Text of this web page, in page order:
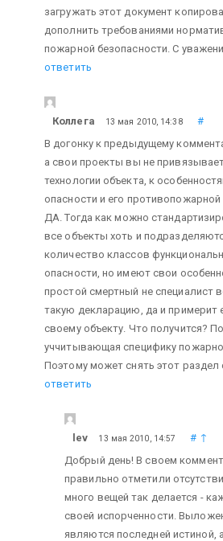
загружать этот документ
дополнить требованиями
пожарной безопасности. С
ответить
Коллега 13 мая 2010, 14:38 #
В догонку к предыдущему
а свои проекты вы не
технологии объекта, к
опасности и его
ДА. Тогда как можно
все объекты хоть и
количество классов
опасности, но имеют свои
простой смертный не специалист
такую декларацию, да и примерит
своему объекту. Что получится?
уччитывающая специфику
Поэтому может снять этот раздел
ответить
lev 13 мая 2010, 14:57 # ↑
Добрый день! В своем
правильно отметили
много вещей так делается -
своей испорченности.
являются последней истиной,